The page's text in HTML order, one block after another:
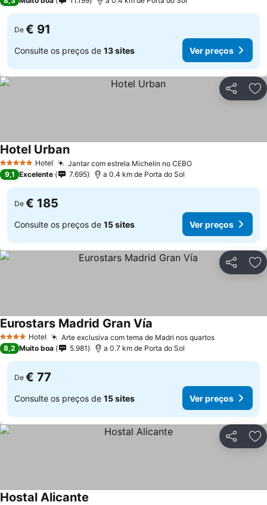
De € 91
Consulte os preços de 13 sites Ver preços
Partilhar
5 Estrelas Hotel Jantar com estrela Michelin no CEBO
Hotel Urban
9,1 Excelente 7.695 a 0.4 km de Porta do Sol
De € 185
Consulte os preços de 15 sites Ver preços
Partilhar
4 EstrelasHotel Arte exclusiva com tema de Madri nos quartos
Eurostars Madrid Gran Vía
8,2 Muito boa 5.981 a 0.7 km de Porta do Sol
De € 77
Consulte os preços de 15 sites Ver preços
Partilhar
Hostal Alicante